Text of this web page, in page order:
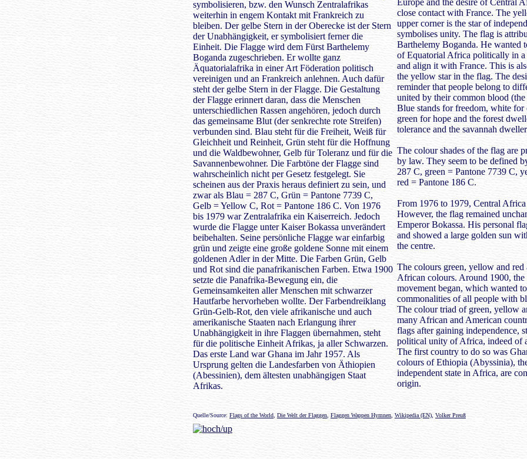
symbolisieren, bzw. den Wunsch Zentralafrikas
weiterhin in engem Kontakt mit Frankreich zu
bleiben. Der gelbe Stern in der Oberecke ist der Stern
der Unabhängigkeit, er symbolisiert ferner die
Einheit. Die Flagge wird dem Fürst Barthelemy
Boganda zugeschrieben. Er wollte ganz
Äquatorialafrika in einer Art Föderation politisch
vereinigen und an Frankreich anlehnen. Auch dafür
steht der gelbe Stern in der Flagge. Die Gestaltung
der Flagge erinnert daran, dass die Menschen
unterschiedlichen Rassen angehören, jedoch durch
das gemeinsame Blut (der senkrechte rote Streifen)
verbunden sind. Blau steht für die Freiheit, Weiß für
Gleichheit und Reinheit, Grün steht für die Hoffnung
und die Waldbewohner, Gelb für Toleranz und für die
Savannenbewohner. Die Farbtöne der Flagge sind
wahrscheinlich nicht per Gesetz festgelegt. Sie
scheinen aus der Praxis heraus definiert zu sein, und
zwar als Blau = 287 C, Grün = Pantone 7739 C,
Gelb = Yellow C, Rot = Pantone 186 C. Von 1976
bis 1979 war Zentralafrika ein Kaiserreich. Jedoch
wurde die Flagge unter Kaiser Bokassa unverändert
beibehalten. Seine persönliche Flagge war einfarbig
grün und zeigte eine große goldene Sonne mit einem
goldenen Adler in der Mitte. Die Farben Grün, Gelb
und Rot sind die panafrikanischen Farben. Etwa 1900
setzte die Panafrika-Bewegung ein, die
Gemeinsamkeiten aller Menschen mit schwarzer
Hautfarbe hervorheben wollte. Der Farbendreiklang
Grün-Gelb-Rot, den viele afrikanische und auch
amerikanische Staaten nach Erlangung ihrer
Unabhängigkeit in ihre Flaggen übernahmen, steht
für die politische Einheit Afrikas, ja aller Schwarzen.
Das erste Land war Ghana im Jahr 1957. Als
Ursprung gelten die Landesfarben von Äthiopien
(Abessinien), dem ältesten unabhängigen Staat
Afrikas.
Europe and the desire of Central
close contact with France. The
upper corner is the star of
symbolises unity. The flag is
Barthelemy Boganda. He wanted
of Equatorial Africa politically in
and align it with France. This is
the yellow star in the flag. The
reminder that people belong to
united by their common blood
Blue stands for freedom, white
green for hope and the forest
tolerance and the savannah
The colour shades of the flag are
by law. They seem to be defined
287 C, green = Pantone 7739 C,
red = Pantone 186 C.
From 1976 to 1979, Central
However, the flag remained
Emperor Bokassa. His personal
and showed a large golden sun
the centre.
The colours green, yellow and red
African colours. Around 1900,
movement began, which wanted
commonalities of all people with
The colour triad of green, yellow
many African and American
flags after gaining independence,
political unity of Africa, indeed of
The first country to do so was
colours of Ethiopia (Abyssinia),
independent state in Africa, are
origin.
Quelle/Source: Flags of the World Die Welt der Flaggen Flaggen Wappen Hymnen Wikipedia (EN) Volker Preuß